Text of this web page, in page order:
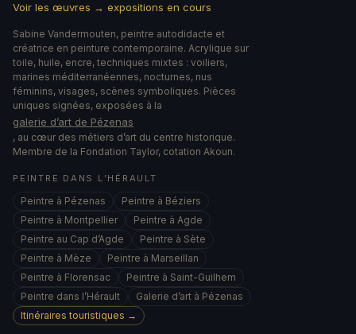
Voir les œuvres → expositions en cours
Sabine Vandermouten, peintre autodidacte et
créatrice en peinture contemporaine. Acrylique sur
toile, huile, encre, techniques mixtes : voiliers,
marines méditerranéennes, nocturnes, nus
féminins, visages, scènes symboliques. Pièces
uniques signées, exposées à la
galerie d’art de Pézenas
, au cœur des métiers d’art du centre historique.
Membre de la Fondation Taylor, cotation Akoun.
PEINTRE DANS L’HÉRAULT
Peintre à Pézenas
Peintre à Béziers
Peintre à Montpellier
Peintre à Agde
Peintre au Cap d’Agde
Peintre à Sète
Peintre à Mèze
Peintre à Marseillan
Peintre à Florensac
Peintre à Saint-Guilhem
Peintre dans l’Hérault
Galerie d’art à Pézenas
Itinéraires touristiques →